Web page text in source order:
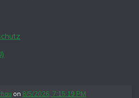
on 8/5/2026, 7:15:19 PM